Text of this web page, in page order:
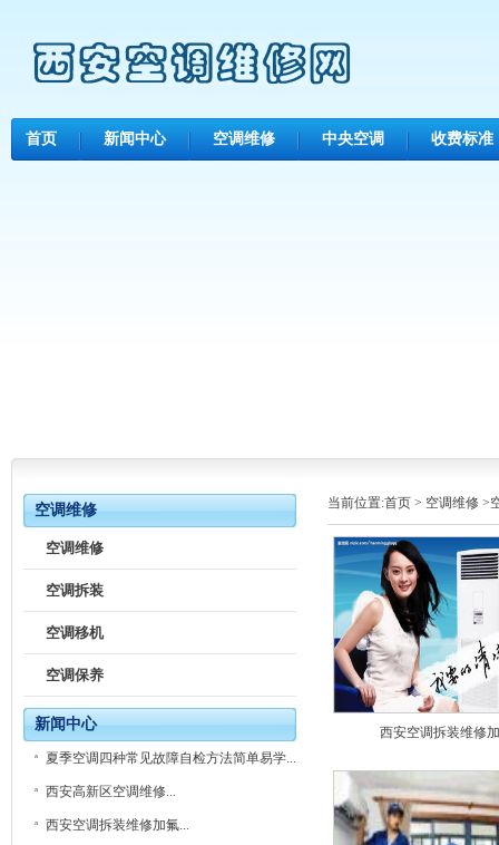
首页 新闻中心 空调维修 中央空调 收费标准
空调维修
空调维修
空调拆装
空调移机
空调保养
新闻中心
夏季空调四种常见故障自检方法简单易学...
西安高新区空调维修...
西安空调拆装维修加氟...
当前位置:首页 > 空调维修 >
西安空调拆装维修